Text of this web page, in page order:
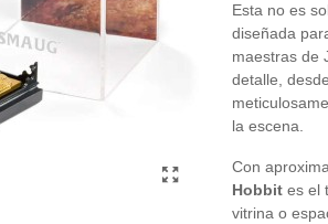
Esta no es
diseñada
maestras de
detalle,
la escena.
Con
Hobbites el
vitrina o